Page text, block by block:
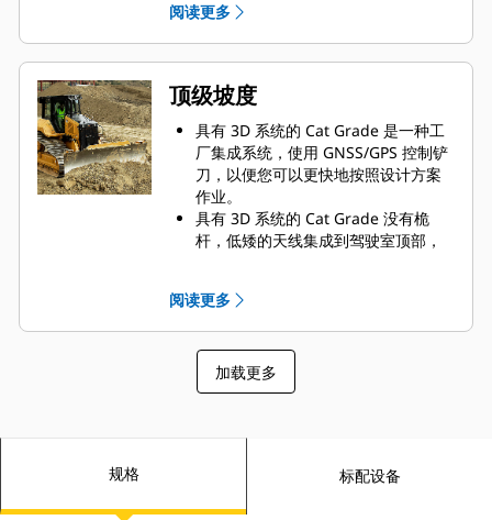
倾斜转向。在平地和边坡上轻载或重
载运行时自动保持直线行驶，帮助减
少操作员疲劳。最多可帮助减少 75%
的转向操作。无需 GNSS/GPS。
稳定铲刀可按照操作员的操控无缝工
作，有助于在手动操作时形成更平滑
的表面。
铲刀负载监视器为你提供当前负载与
基于地面条件的最佳铲刀负载的实时
反馈。主动监测机器负载和履带打
滑，帮助优化推动能力。*
AutoCarry 实现了铲刀自动提升，有
助于保持铲刀负载一致并减少履带打
滑。*
Slope Indicate 包括在机器的主显示
屏中，显示边坡和上坡/下坡的坡度，
工装预留选项（ARO，Attachment
3D 系统的 Grade、Accugrade、UTS
阅读更多
顶级坡度
具有 3D 系统的 Cat Grade 是一种工
厂集成系统，使用 GNSS/GPS 控制铲
刀，以便您可以更快地按照设计方案
作业。
具有 3D 系统的 Cat Grade 没有桅
杆，低矮的天线集成到驾驶室顶部，
借助具有 3D 系统的 Steer Assist，可
以自动跟随设计方案提供的引导线。
在路缘线、中心线、坡底等处停留，
无需操作员操作。在轻载情况下使用
履带式转向，在重载情况下可增加铲
Grade 操作员界面非常直观，更易于
Android 操作系统平台，操作起来就
像使用智能手机。
阅读更多
加载更多
规格 标配设备